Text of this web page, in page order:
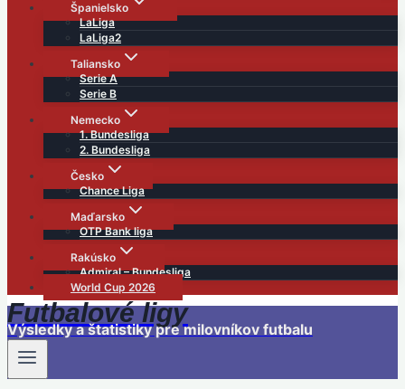
Španielsko
LaLiga
LaLiga2
Taliansko
Serie A
Serie B
Nemecko
1. Bundesliga
2. Bundesliga
Česko
Chance Liga
Maďarsko
OTP Bank liga
Rakúsko
Admiral – Bundesliga
World Cup 2026
Futbalové ligy
Výsledky a štatistiky pre milovníkov futbalu